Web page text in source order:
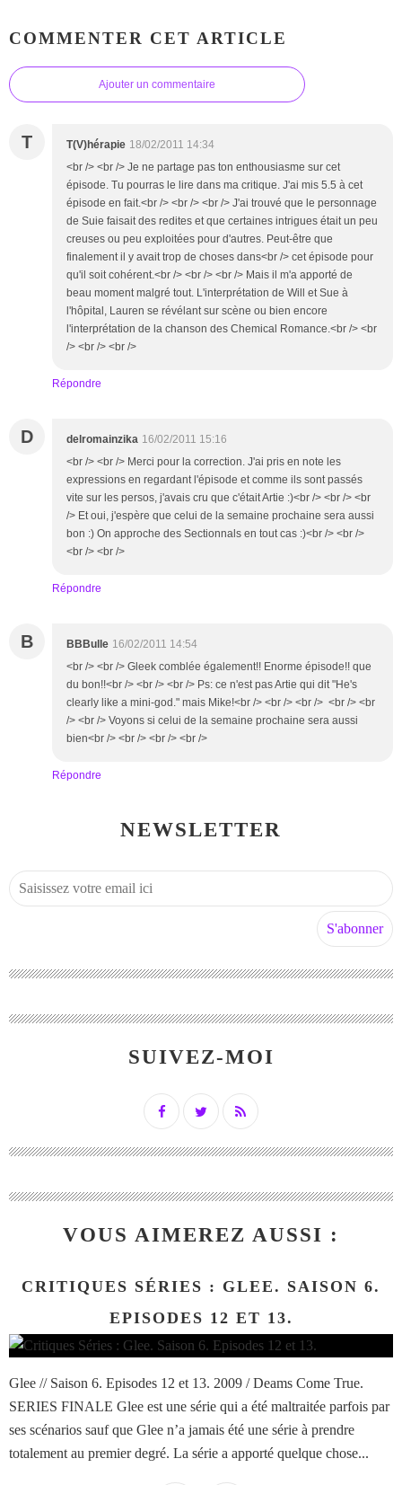
COMMENTER CET ARTICLE
Ajouter un commentaire
T T(V)hérapie 18/02/2011 14:34
<br /> <br /> Je ne partage pas ton enthousiasme sur cet
épisode. Tu pourras le lire dans ma critique. J'ai mis 5.5 à cet
épisode en fait.<br /> <br /> <br /> J'ai trouvé que le personnage
de Suie faisait des redites et que certaines intrigues était un peu
creuses ou peu exploitées pour d'autres. Peut-être que
finalement il y avait trop de choses dans<br /> cet épisode pour
qu'il soit cohérent.<br /> <br /> <br /> Mais il m'a apporté de
beau moment malgré tout. L'interprétation de Will et Sue à
l'hôpital, Lauren se révélant sur scène ou bien encore
l'interprétation de la chanson des Chemical Romance.<br /> <br
/> <br /> <br />
Répondre
D delromainzika 16/02/2011 15:16
<br /> <br /> Merci pour la correction. J'ai pris en note les
expressions en regardant l'épisode et comme ils sont passés
vite sur les persos, j'avais cru que c'était Artie :)<br /> <br /> <br
/> Et oui, j'espère que celui de la semaine prochaine sera aussi
bon :) On approche des Sectionnals en tout cas :)<br /> <br />
<br /> <br />
Répondre
B BBBulle 16/02/2011 14:54
<br /> <br /> Gleek comblée également!! Enorme épisode!! que
du bon!!<br /> <br /> <br /> Ps: ce n'est pas Artie qui dit "He's
clearly like a mini-god." mais Mike!<br /> <br /> <br /> <br /> <br
/> <br /> Voyons si celui de la semaine prochaine sera aussi
bien<br /> <br /> <br /> <br />
Répondre
NEWSLETTER
SUIVEZ-MOI
VOUS AIMEREZ AUSSI :
CRITIQUES SÉRIES : GLEE. SAISON 6.
EPISODES 12 ET 13.
Glee // Saison 6. Episodes 12 et 13. 2009 / Deams Come True.
SERIES FINALE Glee est une série qui a été maltraitée parfois par
ses scénarios sauf que Glee n’a jamais été une série à prendre
totalement au premier degré. La série a apporté quelque chose...